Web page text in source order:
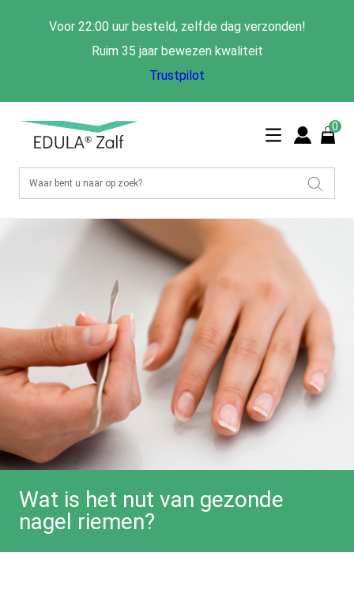
Voor 22:00 uur besteld, zelfde dag verzonden!
Ruim 35 jaar bewezen kwaliteit
Trustpilot
0
Wat is het nut van gezonde
nagel riemen?